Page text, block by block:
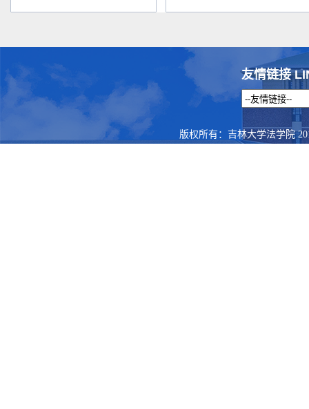
友情链接
版权所有：吉林大学法学院